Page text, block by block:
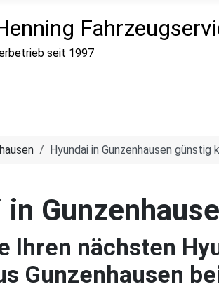
seit 1997
Hyundai in Gunzenhausen günstig
in
Ihren nächsten
Gunzenhausen